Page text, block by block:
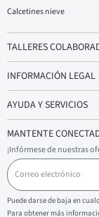
Calcetines nieve
TALLERES
INFORMACIÓN LEGAL
AYUDA Y SERVICIOS
MANTENTE
¡Infórmese de nuestras
C
o
r
r
e
Puede darse de baja en
Para obtener más